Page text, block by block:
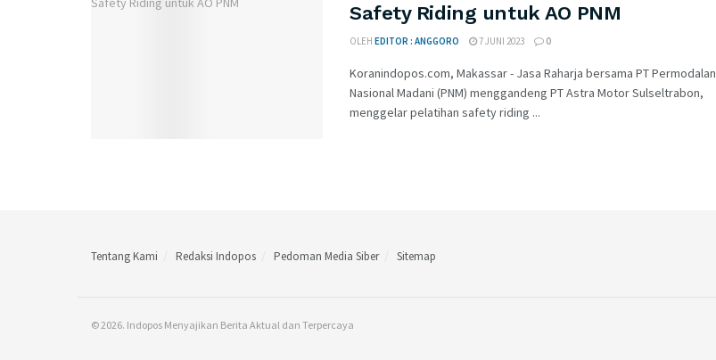
Safety Riding untuk AO PNM
OLEH EDITOR : ANGGORO 7 JUNI 2023 0
Koranindopos.com, Makassar - Jasa Raharja bersama PT Permodalan
Nasional Madani (PNM) menggandeng PT Astra Motor Sulseltrabon,
menggelar pelatihan safety riding ...
Tentang Kami Redaksi Indopos Pedoman Media Siber Sitemap
© 2026. Indopos Menyajikan Berita Aktual dan Terpercaya